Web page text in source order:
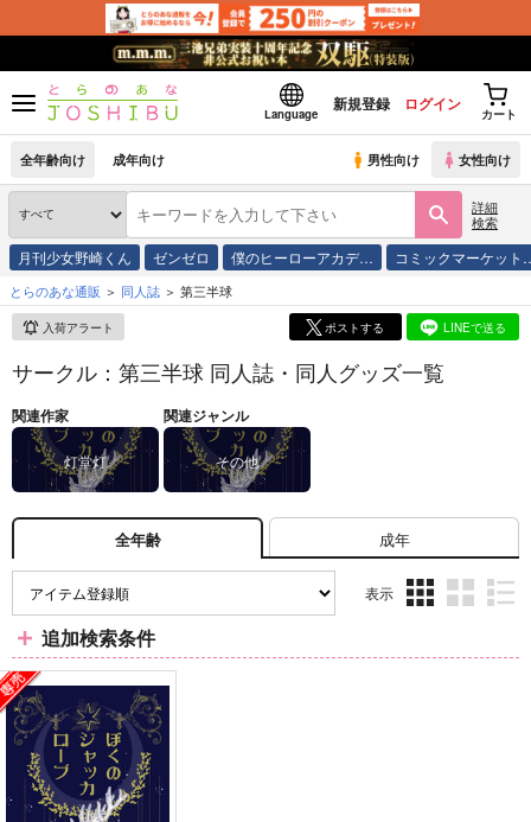
Language
新規登録 ログイン
カート
全年齢向け 成年向け 男性向け 女性向け
詳細
検索
月刊少女野崎くん ゼンゼロ 僕のヒーローアカデ… コミックマーケッ
とらのあな通販 同人誌 第三半球
入荷アラート ポストする LINEで送る
サークル：第三半球 同人誌・同人グッズ一覧
関連作家
灯堂灯
関連ジャンル
その他
全年齢 成年
表示
ム
ム
ム
追加検索条件